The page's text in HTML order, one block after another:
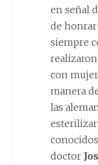
en señal
de
siempre
con
manera
las
esterilizar
doctor